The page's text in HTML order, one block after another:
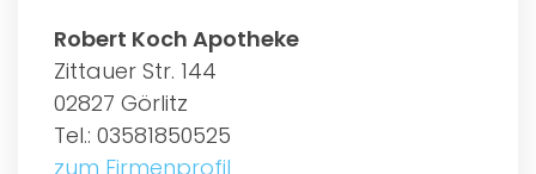
Robert Koch Apotheke
Zittauer Str. 144
02827 Görlitz
Tel.: 03581850525
zum Firmenprofil